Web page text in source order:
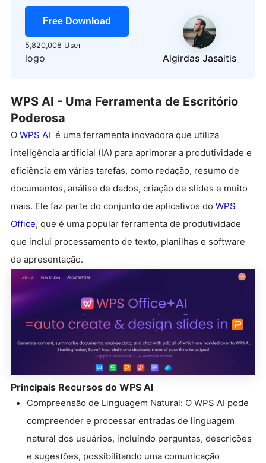
Free Download
5,820,008 User
Algirdas Jasaitis
logo
WPS AI - Uma Ferramenta de Escritório
Poderosa
O WPS AI é uma ferramenta inovadora que utiliza
inteligência artificial (IA) para aprimorar a produtividade e
eficiência em várias tarefas, como redação, resumo de
documentos, análise de dados, criação de slides e muito
mais. Ele faz parte do conjunto de aplicativos do WPS
Office, que é uma popular ferramenta de produtividade
que inclui processamento de texto, planilhas e software
de apresentação.
Principais Recursos do WPS AI
Compreensão de Linguagem Natural: O WPS AI pode
compreender e processar entradas de linguagem
natural dos usuários, incluindo perguntas, descrições
e sugestões, possibilitando uma comunicação